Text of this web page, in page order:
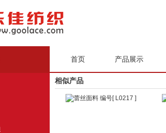
首页 产品展示
相似产品